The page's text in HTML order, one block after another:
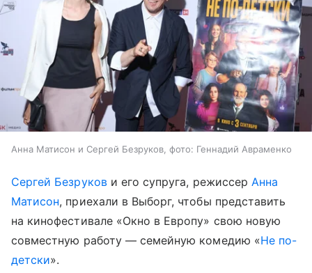
Анна Матисон и Сергей Безруков, фото: Геннадий Авраменко
Сергей Безрукови его супруга, режиссер Анна
Матисон, приехали в Выборг, чтобы представить
на кинофестивале «Окно в Европу» свою новую
совместную работу — семейную комедию «Не по-
детски».